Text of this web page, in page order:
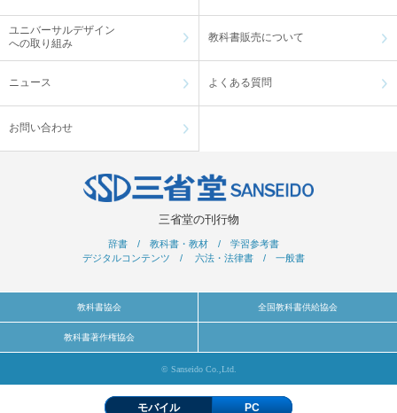
ユニバーサルデザイン
への取り組み
教科書販売について
ニュース よくある質問
お問い合わせ
三省堂の刊行物
辞書 / 教科書・教材 / 学習参考書
デジタルコンテンツ / 六法・法律書 / 一般書
教科書協会 全国教科書供給協会
教科書著作権協会
© Sanseido Co.,Ltd.
モバイル PC